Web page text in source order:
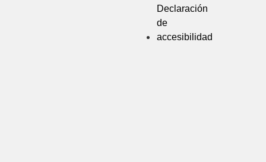
Declaración
de
accesibilidad